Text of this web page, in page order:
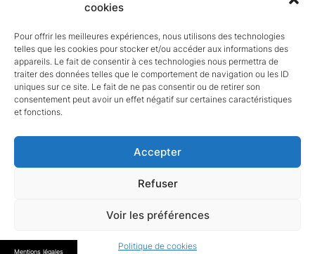
cookies
Pour offrir les meilleures expériences, nous utilisons des technologies
telles que les cookies pour stocker et/ou accéder aux informations des
appareils. Le fait de consentir à ces technologies nous permettra de
traiter des données telles que le comportement de navigation ou les ID
uniques sur ce site. Le fait de ne pas consentir ou de retirer son
consentement peut avoir un effet négatif sur certaines caractéristiques
et fonctions.
Accepter
Refuser
Voir les préférences
Politique de cookies
Mentions légales
Ferments lactiques : quelles souches pour vos yaourts,
Pain noir allemand (Vollkornbrot) : recette authentique et
7 astuces pour réussir chez soi
10 recettes de choucroute : traditionnelle, végétarienne,
de la mer et rapides (avec variantes fermentées)